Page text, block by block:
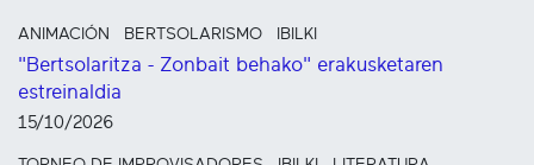
ANIMACIÓN BERTSOLARISMO IBILKI
"Bertsolaritza - Zonbait behako" erakusketaren
estreinaldia
15/10/2026